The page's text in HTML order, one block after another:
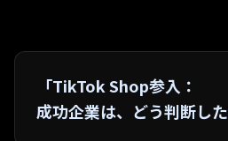
「TikTok Shop参入：
成功企業は、どう判断した